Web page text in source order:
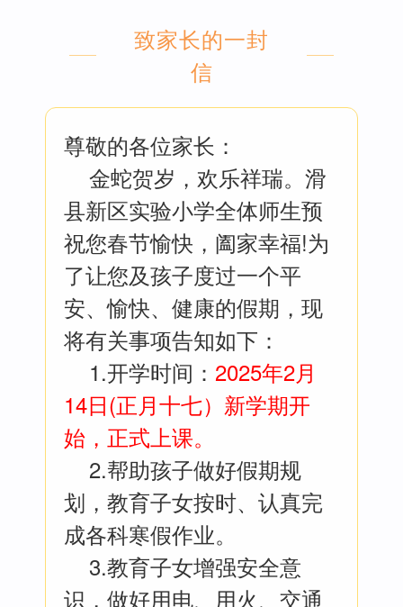
致家长的一封
信
尊敬的各位家长：
金蛇贺岁，欢乐祥瑞。滑
县新区实验小学全体师生预
祝您春节愉快，阖家幸福!为
了让您及孩子度过一个平
安、愉快、健康的假期，现
将有关事项告知如下：
1.开学时间： 2025年2月
14日(正月十七）新学期开
始，正式上课。
2.帮助孩子做好假期规
划，教育子女按时、认真完
成各科寒假作业。
3.教育子女增强安全意
识，做好用电、用火、交通